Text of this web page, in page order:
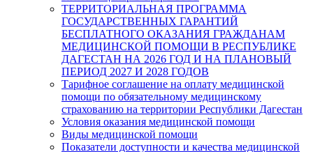
ТЕРРИТОРИАЛЬНАЯ ПРОГРАММА
ГОСУДАРСТВЕННЫХ ГАРАНТИЙ
БЕСПЛАТНОГО ОКАЗАНИЯ ГРАЖДАНАМ
МЕДИЦИНСКОЙ ПОМОЩИ В РЕСПУБЛИКЕ
ДАГЕСТАН НА 2026 ГОД И НА ПЛАНОВЫЙ
ПЕРИОД 2027 И 2028 ГОДОВ
Тарифное соглашение на оплату медицинской
помощи по обязательному медицинскому
страхованию на территории Республики Дагестан
Условия оказания медицинской помощи
Виды медицинской помощи
Показатели доступности и качества медицинской